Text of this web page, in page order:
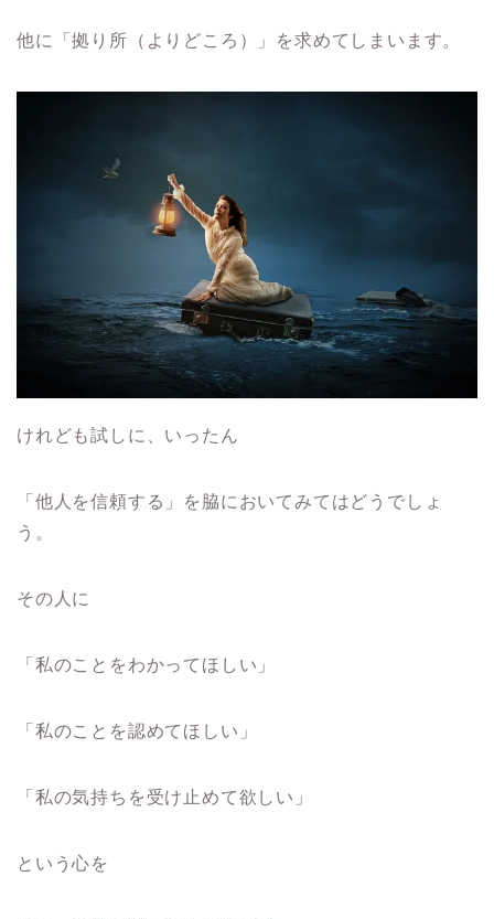
他に「拠り所（よりどころ）」を求めてしまいます。
けれども試しに、いったん
「他人を信頼する」を脇においてみてはどうでしょ
う。
その人に
「私のことをわかってほしい」
「私のことを認めてほしい」
「私の気持ちを受け止めて欲しい」
という心を